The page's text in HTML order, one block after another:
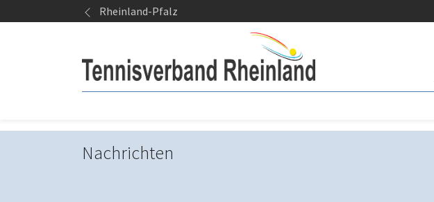
Springe zum SeiteninhaltRheinland-Pfalz
Nachrichten